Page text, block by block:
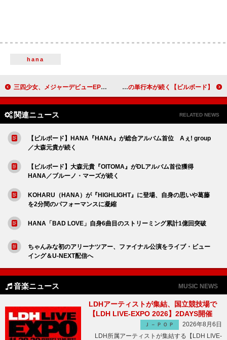
hana
三四少女、メジャーデビューEP収録の新曲「青い春」がABC-MARTのWEB CMソングに決定 【ビルボード】INI、2nd写真集『Viva la vita』総合書籍チャート首位 ミセス初の単行本が続く
関連ニュース RELATED NEWS
【ビルボード】HANA『HANA』が総合アルバム首位 Aぇ! group
／大森元貴が続く
【ビルボード】大森元貴『OITOMA』がDLアルバム首位獲得
HANA／ブルーノ・マーズが続く
KOHARU（HANA）が『HIGHLIGHT』に登場、自身の思いや葛藤
を2分間のパフォーマンスに凝縮
HANA「BAD LOVE」自身6曲目のストリーミング累計1億回突破
ちゃんみな初のアリーナツアー、ファイナル公演をライブ・ビュー
イング＆U-NEXT配信へ
音楽ニュース MUSIC NEWS
LDHアーティストが集結、国立競技場で
【LDH LIVE-EXPO 2026】2DAYS開催
Ｊ－ＰＯＰ
2026年8月6日
LDH所属アーティストが集結する【LDH LIVE-